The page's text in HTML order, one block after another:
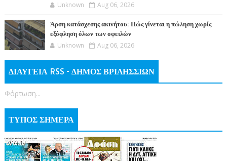
Unknown Aug 06, 2026
Άρση κατάσχεσης ακινήτου: Πώς γίνεται η πώληση χωρίς
εξόφληση όλων των οφειλών
Unknown Aug 06, 2026
ΔΙΑΥΓΕΙΑ RSS - ΔΗΜΟΣ ΒΡΙΛΗΣΣΙΩΝ
Φόρτωση...
ΤΥΠΟΣ ΣΗΜΕΡΑ